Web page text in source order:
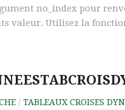
no_index pour
valeur. Utilisez la
/ TABLEAUX CROISES